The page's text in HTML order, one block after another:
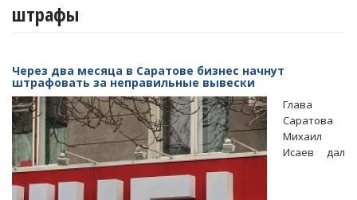
штрафы
Через два месяца в Саратове бизнес начнут
штрафовать за неправильные вывески
Глава
Саратова
Михаил
Исаев дал